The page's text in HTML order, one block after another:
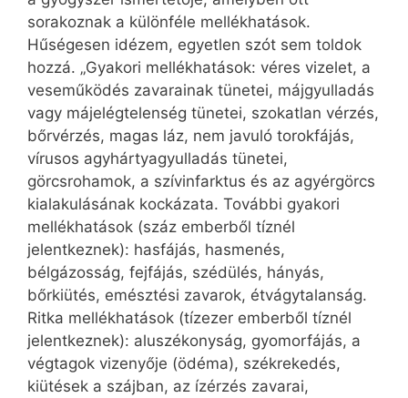
sorakoznak a különféle mellékhatások.
Hűségesen idézem, egyetlen szót sem toldok
hozzá. „Gyakori mellékhatások: véres vizelet, a
veseműködés zavarainak tünetei, májgyulladás
vagy májelégtelenség tünetei, szokatlan vérzés,
bőrvérzés, magas láz, nem javuló torokfájás,
vírusos agyhártyagyulladás tünetei,
görcsrohamok, a szívinfarktus és az agyérgörcs
kialakulásának kockázata. További gyakori
mellékhatások (száz emberből tíznél
jelentkeznek): hasfájás, hasmenés,
bélgázosság, fejfájás, szédülés, hányás,
bőrkiütés, emésztési zavarok, étvágytalanság.
Ritka mellékhatások (tízezer emberből tíznél
jelentkeznek): aluszékonyság, gyomorfájás, a
végtagok vizenyője (ödéma), székrekedés,
kiütések a szájban, az ízérzés zavarai,